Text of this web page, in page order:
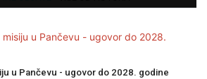
u Pančevu - ugovor do 2028. godine